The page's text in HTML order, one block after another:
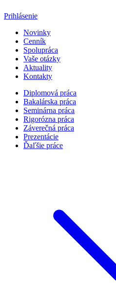
Prihlásenie
Novinky
Cenník
Spolupráca
Vaše otázky
Aktuality
Kontakty
Diplomová práca
Bakalárska práca
Seminárna práca
Rigorózna práca
Záverečná práca
Prezentácie
Ďaľšie práce